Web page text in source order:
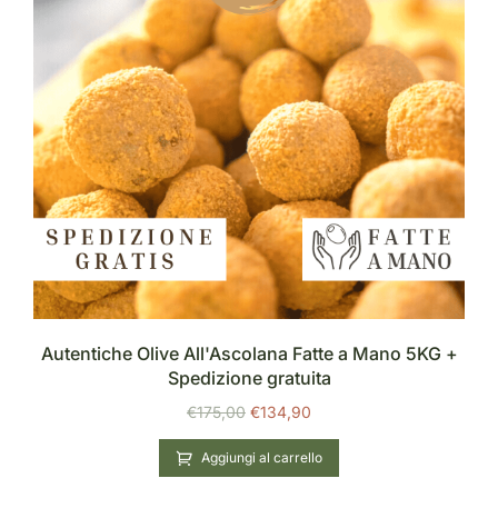
Autentiche Olive All'Ascolana Fatte a Mano 5KG +
Spedizione gratuita
€175,00 €134,90
Aggiungi al carrello